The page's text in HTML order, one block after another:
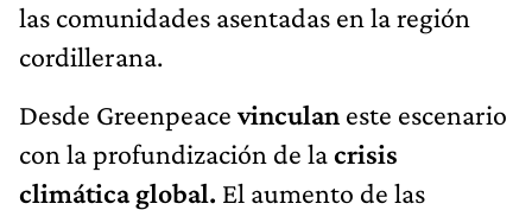
las comunidades asentadas en la región
cordillerana.
Desde Greenpeacevinculan este escenario
con la profundización de lacrisis
climática global. El aumento de las